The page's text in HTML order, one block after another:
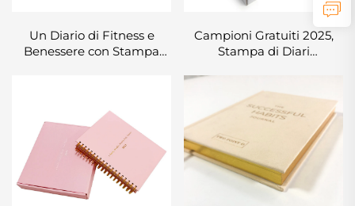
Un Diario di Fitness e
Benessere con Stampa
Agenda Giornaliera,
Organizzatore,
Pianificatore
Campioni Gratuiti 2025,
Stampa di Diari
A4 A3 con Rilegatura ad
Anelli, Pianificatore con
Scatola di Carta su